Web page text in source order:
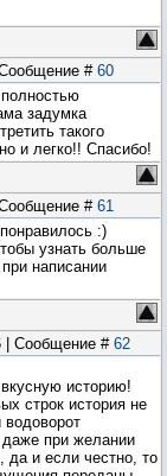
# 60
задумка
такого
и легко!! Спасибо!
# 61
:)
узнать больше
написании
| Сообщение #62
историю!
строк история не
водоворот
даже при желании
и если честно, то